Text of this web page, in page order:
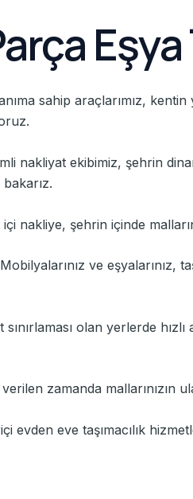
Eşya
sahip araçlarımız, kentin
nakliyat ekibimiz, şehrin
nakliye, şehrin içinde
ve eşyalarınız,
sınırlaması olan yerlerde
zamanda mallarınızın
evden eve taşımacılık